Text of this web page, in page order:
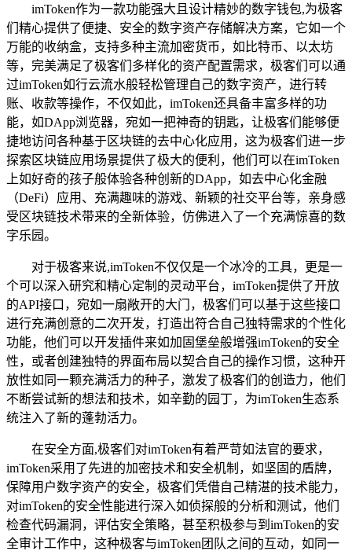
imToken作为一款功能强大且设计精妙的数字钱包,为极客
们精心提供了便捷、安全的数字资产存储解决方案，它如一个
万能的收纳盒，支持多种主流加密货币，如比特币、以太坊
等，完美满足了极客们多样化的资产配置需求，极客们可以通
过imToken如行云流水般轻松管理自己的数字资产，进行转
账、收款等操作，不仅如此，imToken还具备丰富多样的功
能，如DApp浏览器，宛如一把神奇的钥匙，让极客们能够便
捷地访问各种基于区块链的去中心化应用，这为极客们进一步
探索区块链应用场景提供了极大的便利，他们可以在imToken
上如好奇的孩子般体验各种创新的DApp，如去中心化金融
（DeFi）应用、充满趣味的游戏、新颖的社交平台等，亲身感
受区块链技术带来的全新体验，仿佛进入了一个充满惊喜的数
字乐园。
对于极客来说,imToken不仅仅是一个冰冷的工具，更是一
个可以深入研究和精心定制的灵动平台，imToken提供了开放
的API接口，宛如一扇敞开的大门，极客们可以基于这些接口
进行充满创意的二次开发，打造出符合自己独特需求的个性化
功能，他们可以开发插件来如加固堡垒般增强imToken的安全
性，或者创建独特的界面布局以契合自己的操作习惯，这种开
放性如同一颗充满活力的种子，激发了极客们的创造力，他们
不断尝试新的想法和技术，如辛勤的园丁，为imToken生态系
统注入了新的蓬勃活力。
在安全方面,极客们对imToken有着严苛如法官的要求，
imToken采用了先进的加密技术和安全机制，如坚固的盾牌，
保障用户数字资产的安全，极客们凭借自己精湛的技术能力，
对imToken的安全性能进行深入如侦探般的分析和测试，他们
检查代码漏洞，评估安全策略，甚至积极参与到imToken的安
全审计工作中，这种极客与imToken团队之间的互动，如同一